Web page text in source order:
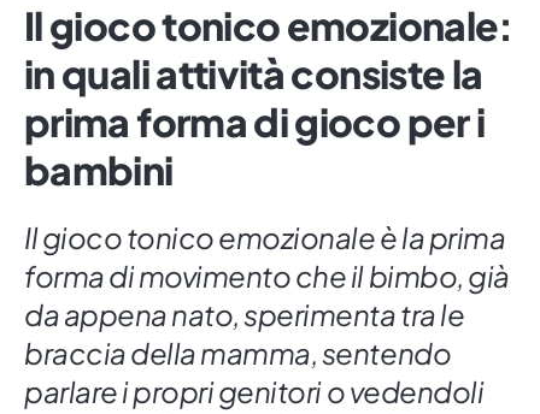
Il gioco tonico emozionale:
in quali attività consiste la
prima forma di gioco per i
bambini
Il gioco tonico emozionale è la prima
forma di movimento che il bimbo, già
da appena nato, sperimenta tra le
braccia della mamma, sentendo
parlare i propri genitori o vedendoli